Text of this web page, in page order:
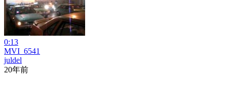
0:13
MVI_6541
juldel
20年前